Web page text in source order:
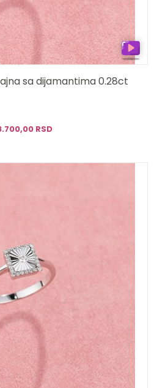
sa dijamantima 0.28ct
RSD